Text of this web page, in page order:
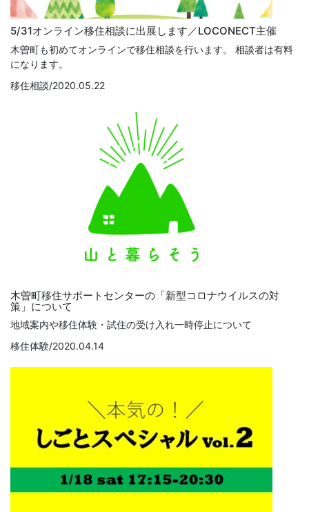
5/31オンライン移住相談に出展します／LOCONECT主催
木曽町も初めてオンラインで移住相談を行います。 相談者は有料
になります。
移住相談/2020.05.22
木曽町移住サポートセンターの「新型コロナウイルスの対
策」について
地域案内や移住体験・試住の受け入れ一時停止について
移住体験/2020.04.14